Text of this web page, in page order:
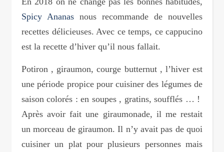
Spicy Ananas nous recommande de nouvelles
recettes délicieuses. Avec ce temps, ce cappucino
est la recette d’hiver qu’il nous fallait.
Potiron , giraumon, courge butternut , l’hiver est
une période propice pour cuisiner des légumes de
saison colorés : en soupes , gratins, soufflés … !
Après avoir fait une giraumonade, il me restait
un morceau de giraumon. Il n’y avait pas de quoi
cuisiner un plat pour plusieurs personnes mais